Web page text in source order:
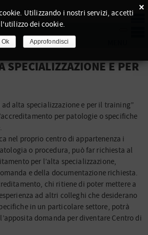
SPECIALIZZAZIONE E PER
ad alta specializzazione e per il training”
per patologie o specifiche
nel proprio centro di appartenenza i
o procedura, può far richiesta al
per l’alta specializzazione,
e della documentazione richiesta.
chi ritiene di poter mettere a
ad altri colleghi che desiderano
in un particolare settore, potrà
domanda per diventare Centro di
×
Utilizzando i nostri servizi, accetti
l'utilizzo dei cookie.
Ok Approfondisci